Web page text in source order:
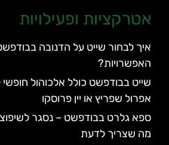
אטרקציות ופעילויות
איך לבחור שייט על הדנובה
האפשרויות?
שייט בבודפשט כולל אלכוהול
אפרול שפריץ או יין פרוסקו
מה שצריך לדעת